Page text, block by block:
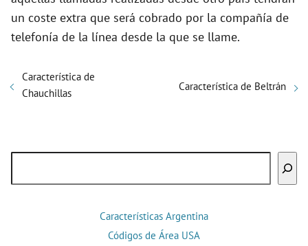
un coste extra que será cobrado por la compañía de
telefonía de la línea desde la que se llame.
Característica de
Chauchillas
Característica de Beltrán
Características Argentina
Códigos de Área USA